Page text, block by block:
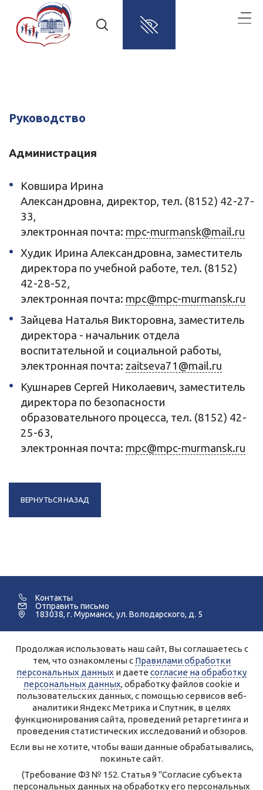
Руководство
Администрация
Ковшира Ирина
Александровна, директор, тел. (8152) 42-27-
33,
электронная почта: mpc-murmansk@mail.ru
Худик Ирина Александровна, заместитель
директора по учебной работе, тел. (8152)
42-28-52,
электронная почта: mpc@mpc-murmansk.ru
Зайцева Наталья Викторовна, заместитель
директора - начальник отдела
воспитательной и социальной работы,
электронная почта: zaitseva71@mail.ru
Кушнарев Сергей Николаевич, заместитель
директора по безопасности
образовательного процесса, тел. (8152) 42-
25-63,
электронная почта: mpc@mpc-murmansk.ru
ВЕРНУТЬСЯ НАЗАД
Контакты
Отправить письмо
183038, г. Мурманск, ул. Володарского, д. 5
©2005-2026 Мурманский Педагогический Колледж.
Для улучшения работы сайта и его взаимодействия с
пользователями используются файлы cookie и сервисы веб-
аналитики Яндекс.Метрика, Спутник.
Продолжая работу с сайтом, Вы даете разрешение на
использование cookie-файлов и согласие на обработку данных
сервисами Яндекс.Метрика, Спутник.
Вы всегда можете отключить файлы cookie в настройках Вашего
браузера.
Персональные данные, опубликованные на сайте, размещены с
согласия субъектов персональных данных.
Условия и запреты не установлены.
Правила обработки персональных данных ГАПОУ МО
«Мурманский педагогический колледж»
Согласие на обработку персональных данных
Продолжая использовать наш сайт, Вы соглашаетесь с
тем, что ознакомлены с Правилами обработки
персональных данных и даете согласие на обработку
персональных данных, обработку файлов cookie и
пользовательских данных, с помощью сервисов веб-
аналитики Яндекс Метрика и Спутник, в целях
функционирования сайта, проведений ретаргетинга и
проведения статистических исследований и обзоров.
Если вы не хотите, чтобы ваши данные обрабатывались,
покиньте сайт.
(Требование ФЗ № 152. Статья 9 "Согласие субъекта
персональных данных на обработку его персональных